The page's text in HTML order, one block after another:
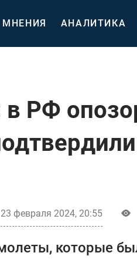
МНЕНИЯ АНАЛИТИКА
РФ
23 февраля 2024, 20:55
которые